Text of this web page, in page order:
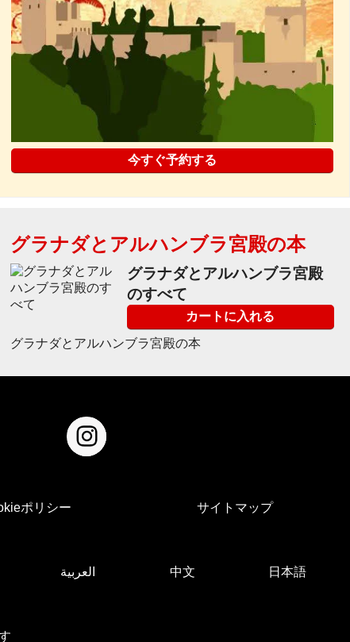
今すぐ予約する
グラナダとアルハンブラ宮殿の本
グラナダとアルハンブラ宮殿
のすべて
カートに入れる
グラナダとアルハンブラ宮殿の本
ポリシー サイトマップ
العربية 中文 日本語